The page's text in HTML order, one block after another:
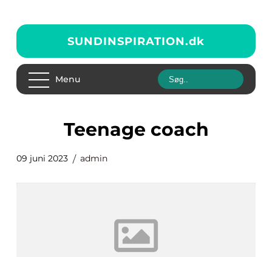
SUNDINSPIRATION.dk
Menu
teenage coach
09 juni 2023 admin